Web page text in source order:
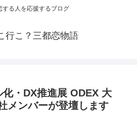
する人を応援するブログ
行こ？三都恋物語
化・DX推進展 ODEX 大
メンバーが登壇します